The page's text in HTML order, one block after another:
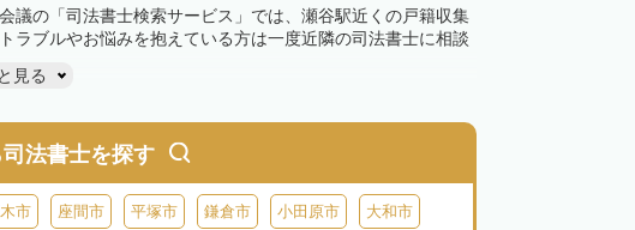
議の「司法書士検索サービス」では、瀬谷駅近くの戸籍収集
ラブルやお悩みを抱えている方は一度近隣の司法書士に相談
見る
司法書士を探す
市 座間市 平塚市 鎌倉市 小田原市 大和市